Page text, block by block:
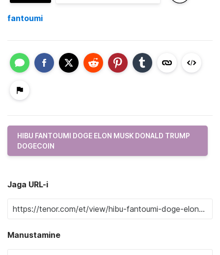
fantoumi
HIBU FANTOUMI DOGE ELON MUSK DONALD TRUMP
DOGECOIN
Jaga URL-i
Manustamine